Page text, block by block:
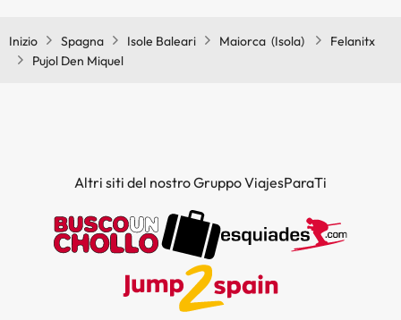
Inizio Spagna Isole Baleari Maiorca (Isola)
Felanitx
Pujol Den Miquel
Altri siti del nostro Gruppo ViajesParaTi